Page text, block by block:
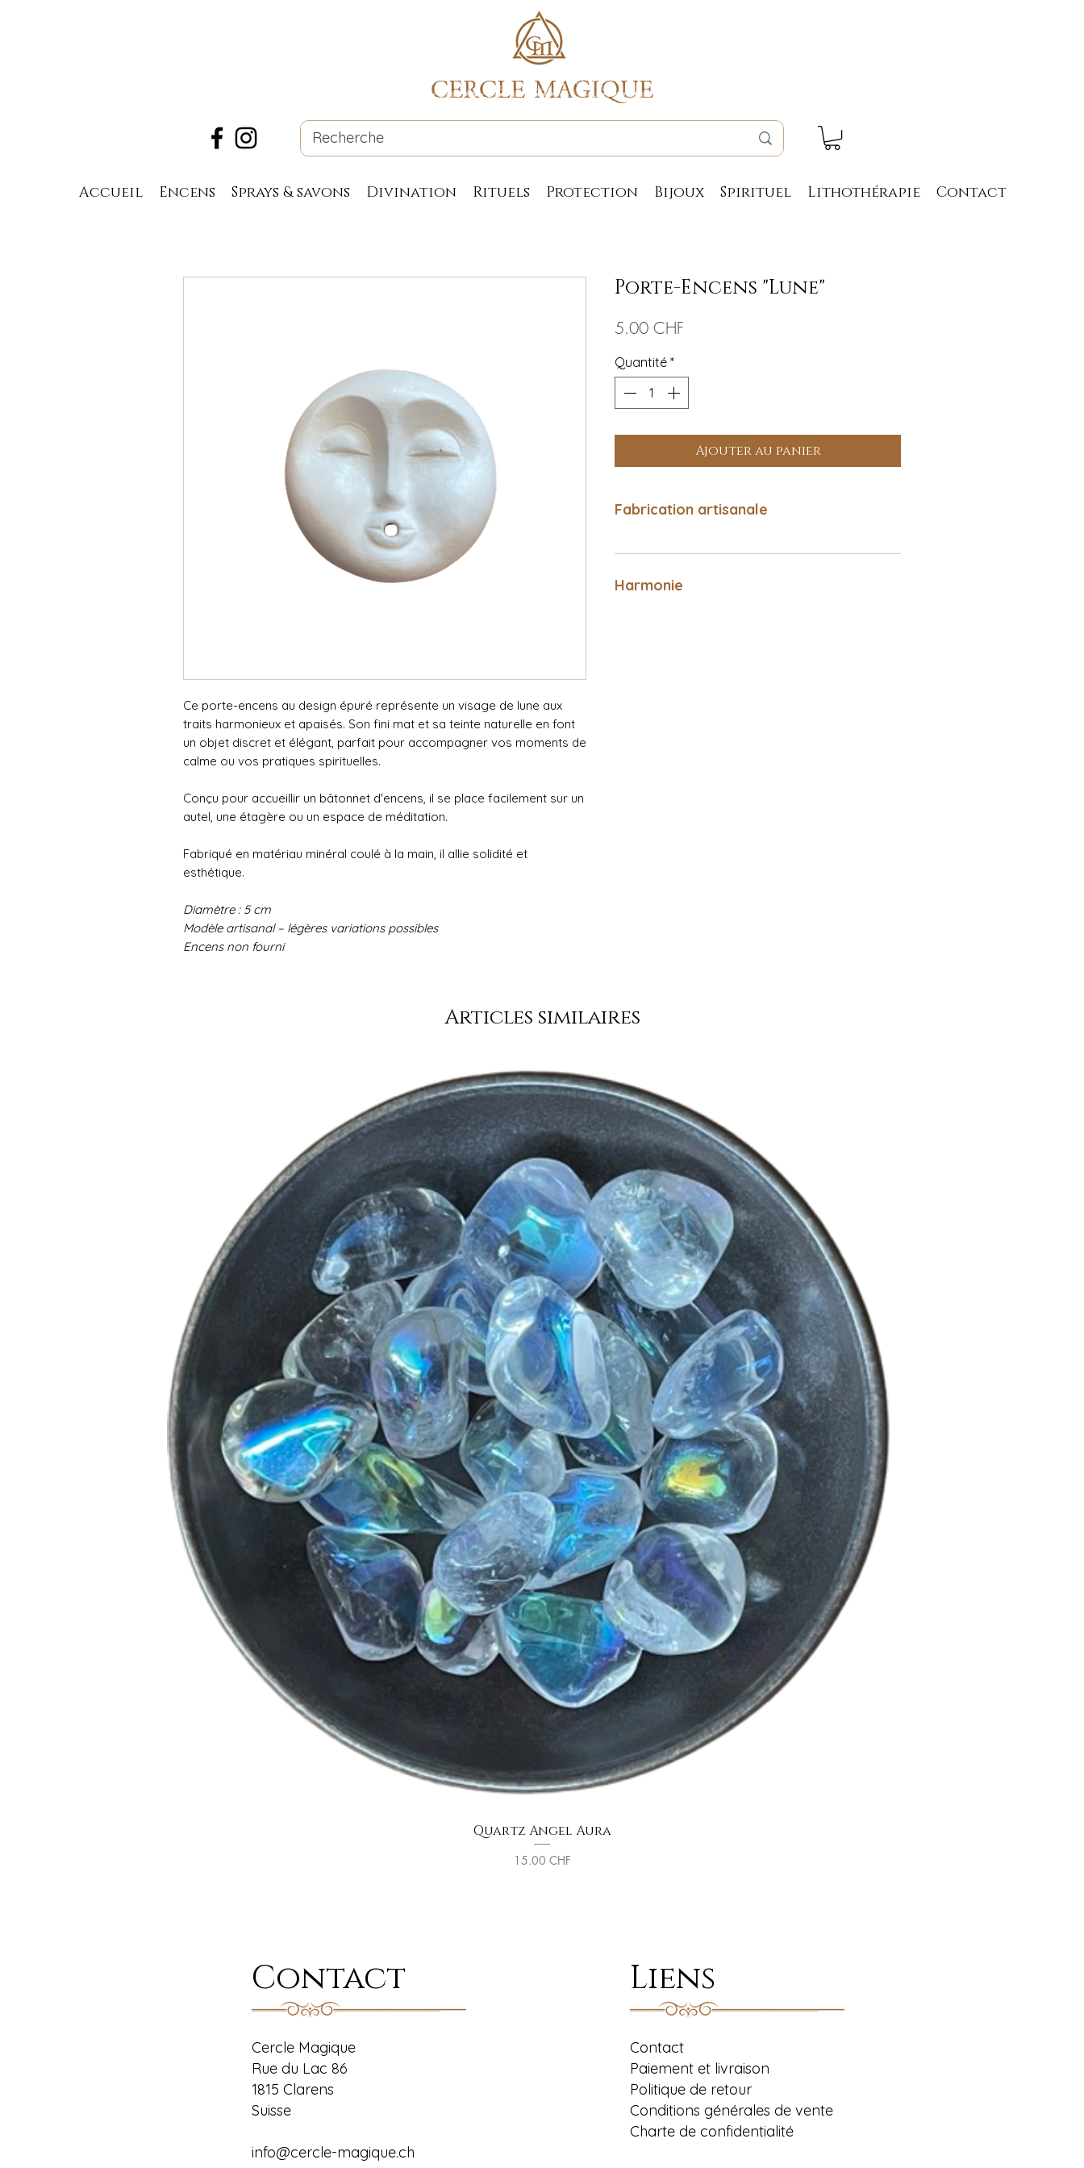
CERCLE MAGIQUE
Accueil Encens Sprays & savons Divination Rituels Protection Bijoux Spirituel Lithothérapie Contact
Ce porte-encens au design épuré représente un visage de lune aux
traits harmonieux et apaisés. Son fini mat et sa teinte naturelle en font
un objet discret et élégant, parfait pour accompagner vos moments de
calme ou vos pratiques spirituelles.
Conçu pour accueillir un bâtonnet d'encens, il se place facilement sur un
autel, une étagère ou un espace de méditation.
Fabriqué en matériau minéral coulé à la main, il allie solidité et
esthétique.
Diamètre : 5 cm
Modèle artisanal – légères variations possibles
Encens non fourni
Porte-Encens "Lune"
5.00 CHF
Quantité *
Ajouter au panier
Fabrication artisanale
Harmonie
Articles similaires
Aperçu rapide
Quartz Angel Aura
Prix
15.00 CHF
Contact
Cercle Magique
Rue du Lac 86
1815 Clarens
Suisse
info@cercle-magique.ch
Liens
Contact
Paiement et livraison
Politique de retour
Conditions générales de vente
Charte de confidentialité